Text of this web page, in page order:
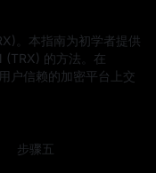
。本指南为初学者提供
(TRX) 的方法。在
户信赖的加密平台上交
步骤五